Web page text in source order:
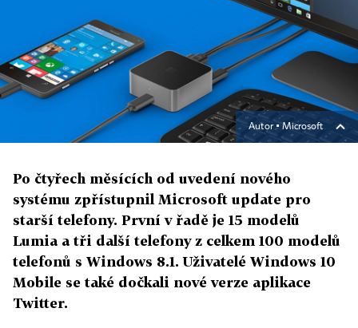
Autor ▪ Microsoft
Po čtyřech měsících od uvedení nového
systému zpřístupnil Microsoft update pro
starší telefony. První v řadě je 15 modelů
Lumia a tři další telefony z celkem 100 modelů
telefonů s Windows 8.1. Uživatelé Windows 10
Mobile se také dočkali nové verze aplikace
Twitter.